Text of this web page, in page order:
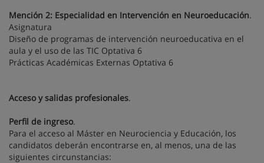
Mención 2: Especialidad en Intervención en Neuroeducación.
Asignatura
Diseño de programas de intervención neuroeducativa en el
aula y el uso de las TIC Optativa 6
Prácticas Académicas Externas Optativa 6
Acceso y salidas profesionales.
Perfil de ingreso.
Para el acceso al Máster en Neurociencia y Educación, los
candidatos deberán encontrarse en, al menos, una de las
siguientes circunstancias: